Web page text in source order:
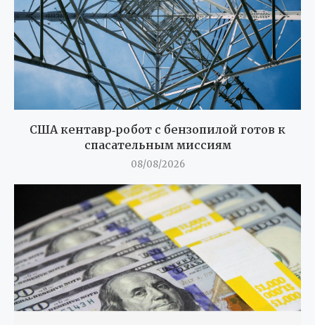
США кентавр‑робот с бензопилой готов к
спасательным миссиям
08/08/2026